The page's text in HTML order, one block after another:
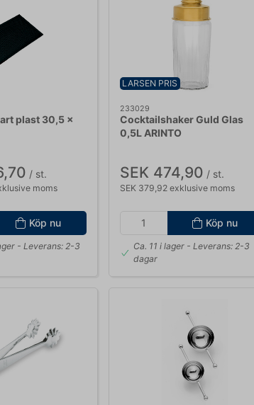
plast 30,5 x
/ st.
moms
Köp nu
- Leverans: 2-3
LARSEN PRIS
233029
Cocktailshaker Guld Glas
0,5L ARINTO
SEK 474,90 / st.
SEK 379,92 exklusive moms
Köp nu
Ca. 11 i lager - Leverans: 2-3
dagar